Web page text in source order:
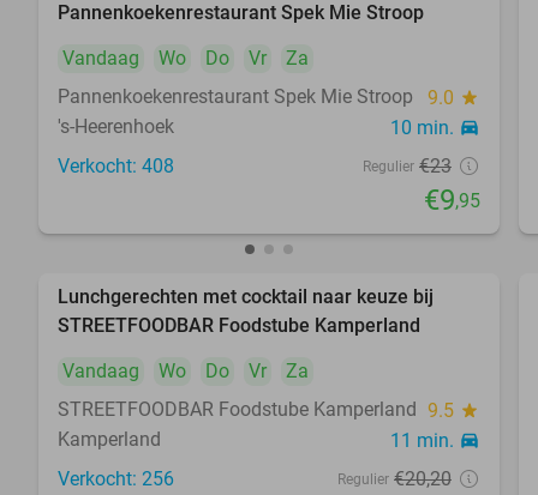
Pannenkoekenrestaurant Spek Mie Stroop
Vandaag
Wo Do Vr
Za
Pannenkoekenrestaurant Spek Mie Stroop
9.0 star
's-Heerenhoek 10 min. directions_car
Verkocht: 408 Regulier €23
€9,95
Lunchgerechten met cocktail naar keuze bij
STREETFOODBAR Foodstube Kamperland
Vandaag
Wo Do Vr
Za
STREETFOODBAR Foodstube Kamperland 9.5 star
Kamperland 11 min. directions_car
Verkocht: 256 Regulier €20,20